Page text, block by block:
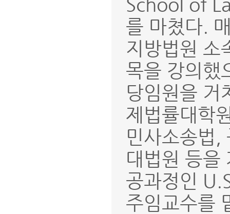
를 마쳤다.
지방법원 소
목을 강의했
당임원을 거
제법률대학
민사소송법
대법원 등을
공과정인
주임교수를